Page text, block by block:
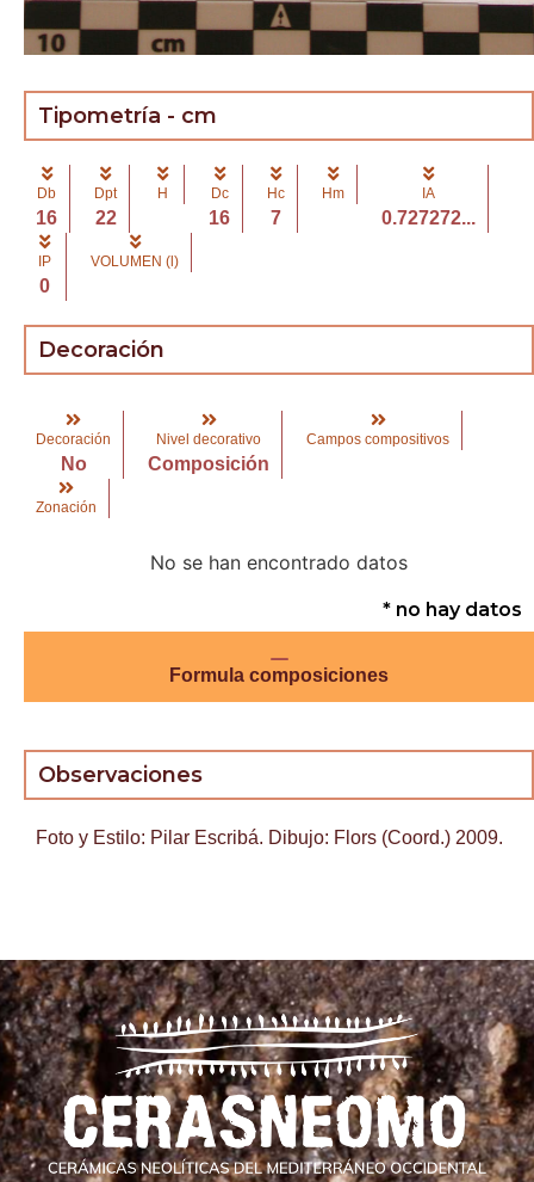
Tipometría - cm
Db
16
Dpt
22
H Dc
16
Hc
7
Hm IA
0.727272...
IP
0
VOLUMEN (l)
Decoración
Decoración
No
Nivel decorativo
Composición
Campos compositivos
Zonación
No se han encontrado datos
* no hay datos
Formula composiciones
Observaciones
Foto y Estilo: Pilar Escribá. Dibujo: Flors (Coord.) 2009.